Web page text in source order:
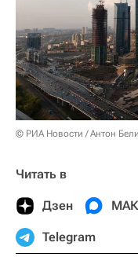
© РИА Новости / Антон
Читать в
Дзен
Telegram